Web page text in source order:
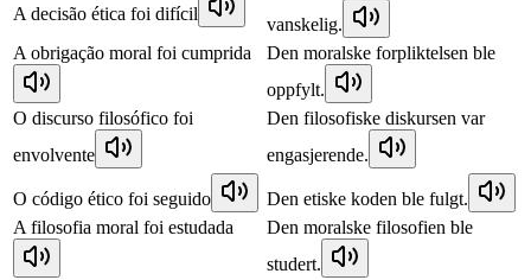
A decisão ética foi difícil
vanskelig.
A obrigação moral foi cumprida
Den moralske forpliktelsen ble
oppfylt.
O discurso filosófico foi
envolvente
Den filosofiske diskursen var
engasjerende.
O código ético foi seguido
Den etiske koden ble fulgt.
A filosofia moral foi estudada
Den moralske filosofien ble
studert.